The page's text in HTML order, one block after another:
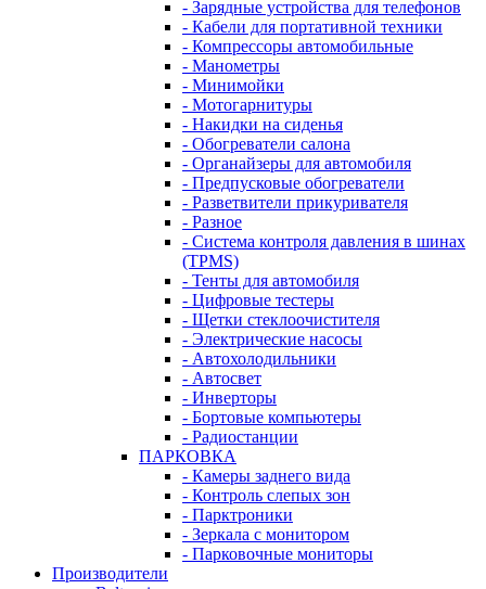
- Зарядные устройства для телефонов
- Кабели для портативной техники
- Компрессоры автомобильные
- Манометры
- Минимойки
- Мотогарнитуры
- Накидки на сиденья
- Обогреватели салона
- Органайзеры для автомобиля
- Предпусковые обогреватели
- Разветвители прикуривателя
- Разное
- Система контроля давления в шинах
(TPMS)
- Тенты для автомобиля
- Цифровые тестеры
- Щетки стеклоочистителя
- Электрические насосы
- Автохолодильники
- Автосвет
- Инверторы
- Бортовые компьютеры
- Радиостанции
ПАРКОВКА
- Камеры заднего вида
- Контроль слепых зон
- Парктроники
- Зеркала с монитором
- Парковочные мониторы
Производители